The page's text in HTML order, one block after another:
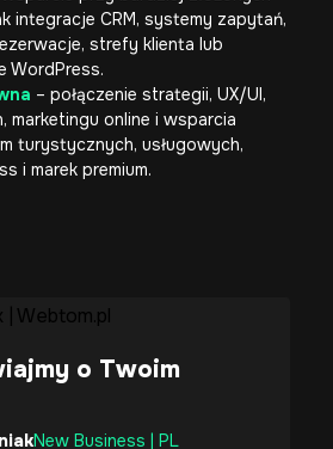
integracje CRM, systemy zapytań,
strefy klienta lub
WordPress.
– połączenie strategii, UX/UI,
marketingu online i wsparcia
turystycznych, usługowych,
i marek premium.
o Twoim
New Business | PL